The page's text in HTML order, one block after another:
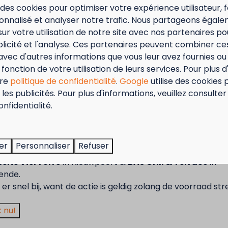
était pendant des
plus important de la
aujourd’hui le port
de l’Europe du Nord.
Plus
Autour du parc: 1km
= Mosselmaand!
personen wanneer je een verblijf boekt!
is geldig in de restaurants van Kompas Beach Resort:
VierTorrein Nieuwpoort &BAS Grill & Terracein
er snel bij, want de actie is geldig zolang de voorraad
nu!
des cookies pour optimiser votre expérience utilisateur,
et analyser notre trafic. Nous partageons
votre utilisation de notre site avec nos partenaires
et l'analyse. Ces partenaires peuvent combiner
d'autres informations que vous leur avez fournies ou
de votre utilisation de leurs services. Pour plus
politique de confidentialité. Googleutilise des cookies
publicités. Pour plus d'informations, veuillez
Personnaliser Refuser